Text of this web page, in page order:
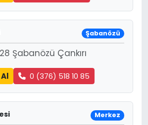
Şabanözü
Şabanözü Çankırı
0 (376) 518 10 85
Merkez